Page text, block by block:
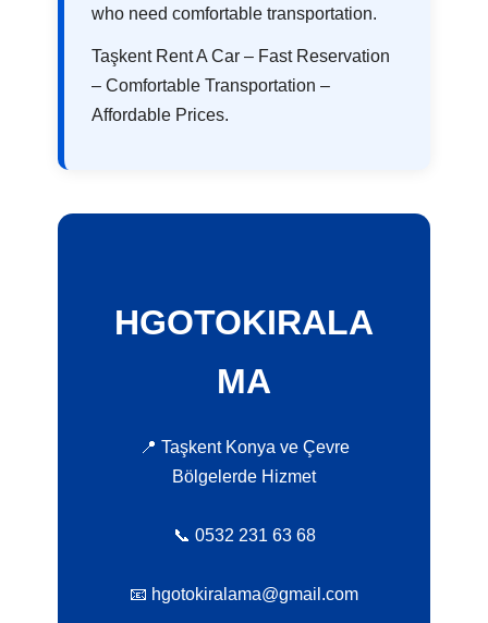
who need comfortable transportation.
Taşkent Rent A Car – Fast Reservation
– Comfortable Transportation –
Affordable Prices.
HGOTOKIRALA
MA
📍 Taşkent Konya ve Çevre
Bölgelerde Hizmet
📞 0532 231 63 68
📧 hgotokiralama@gmail.com